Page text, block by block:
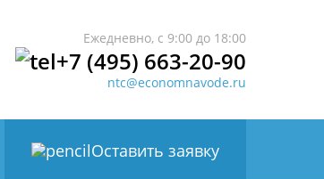
Ежедневно, с 9:00 до 18:00
+7 (495) 663-20-90
ntc@economnavode.ru
Оставить заявку